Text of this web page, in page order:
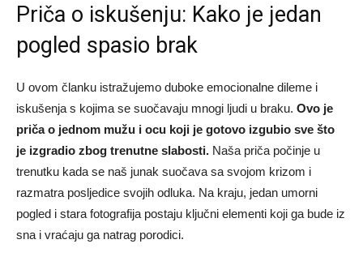
Priča o iskušenju: Kako je jedan
pogled spasio brak
U ovom članku istražujemo duboke emocionalne dileme i
iskušenja s kojima se suočavaju mnogi ljudi u braku. Ovo je
priča o jednom mužu i ocu koji je gotovo izgubio sve što
je izgradio zbog trenutne slabosti. Naša priča počinje u
trenutku kada se naš junak suočava sa svojom krizom i
razmatra posljedice svojih odluka. Na kraju, jedan umorni
pogled i stara fotografija postaju ključni elementi koji ga bude iz
sna i vraćaju ga natrag porodici.